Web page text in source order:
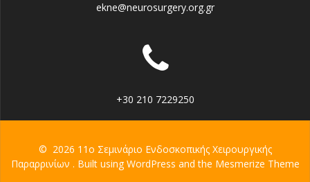
ekne@neurosurgery.org.gr
+30 210 7229250
© 2026 11ο Σεμινάριο Ενδοσκοπικής Χειρουργικής
Παραρρινίων . Built using WordPress and the Mesmerize Theme